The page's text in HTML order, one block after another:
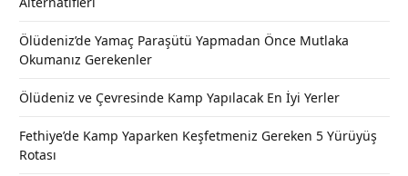
Ölüdeniz’de Yamaç Paraşütü Yapmadan Önce Mutlaka
Okumanız Gerekenler
Ölüdeniz ve Çevresinde Kamp Yapılacak En İyi Yerler
Fethiye’de Kamp Yaparken Keşfetmeniz Gereken 5 Yürüyüş
Rotası